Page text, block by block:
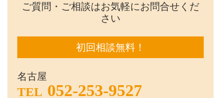
ご質問・ご相談はお気軽にお問合せくだ
さい
初回相談無料！
名古屋
TEL 052-253-9527